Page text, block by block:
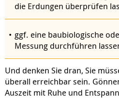
die Erdungen überprüfen
ggf. eine baubiologische
Messung durchführen
Und denken Sie dran, Sie
überall erreichbar sein.
Auszeit mit Ruhe und